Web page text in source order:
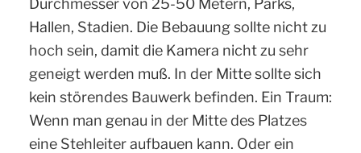
Hallen, Stadien. Die Bebauung sollte nicht zu
hoch sein, damit die Kamera nicht zu sehr
geneigt werden muß. In der Mitte sollte sich
kein störendes Bauwerk befinden. Ein Traum:
Wenn man genau in der Mitte des Platzes
eine Stehleiter aufbauen kann. Oder ein